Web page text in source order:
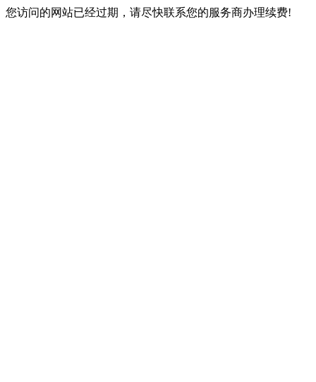
您访问的网站已经过期，请尽快联系您的服务商办理续费!